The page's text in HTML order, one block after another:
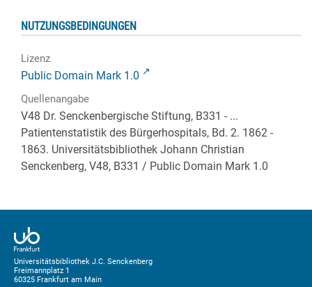
NUTZUNGSBEDINGUNGEN
Lizenz
Public Domain Mark 1.0
Quellenangabe
V48 Dr. Senckenbergische Stiftung, B331 - ...
Patientenstatistik des Bürgerhospitals, Bd. 2. 1862 -
1863. Universitätsbibliothek Johann Christian
Senckenberg, V48, B331 / Public Domain Mark 1.0
Universitätsbibliothek J.C. Senckenberg
Freimannplatz 1
60325 Frankfurt am Main